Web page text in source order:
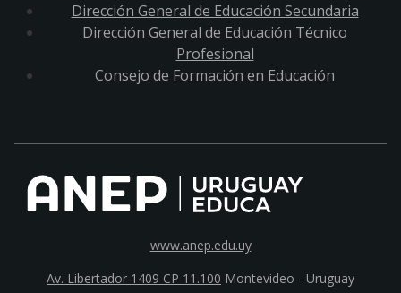
Dirección General de Educación Secundaria
Dirección General de Educación Técnico
Profesional
Consejo de Formación en Educación
www.anep.edu.uy
Av. Libertador 1409 CP 11.100 Montevideo - Uruguay